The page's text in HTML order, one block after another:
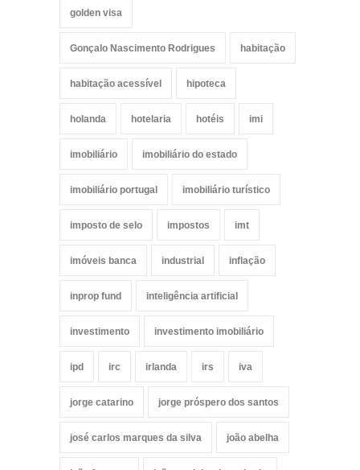
golden visa
Gonçalo Nascimento Rodrigues habitação
habitação acessível hipoteca
holanda hotelaria hotéis imi
imobiliário imobiliário do estado
imobiliário portugal imobiliário turístico
imposto de selo impostos imt
imóveis banca industrial inflação
inprop fund inteligência artificial
investimento investimento imobiliário
ipd irc irlanda irs iva
jorge catarino jorge próspero dos santos
josé carlos marques da silva joão abelha